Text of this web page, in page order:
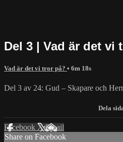
Del 3 | Vad är det vi
Vad är det vi tror på? • 6m 18s
Del 3 av 24: Gud – Skapare och
Facebook XEmail
Share on Facebook